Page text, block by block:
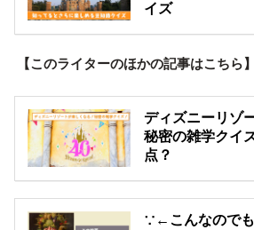
イズ
【このライターのほかの記事はこちら】
ディズニーリゾ
秘密の雑学クイ
点？
∵←こんなので